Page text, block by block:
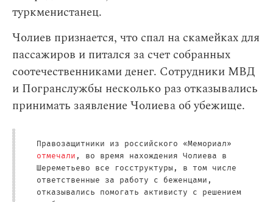
туркменистанец.
Чолиев признается, что спал на скамейках для
пассажиров и питался за счет собранных
соотечественниками денег. Сотрудники МВД
и Погранслужбы несколько раз отказывались
принимать заявление Чолиева об убежище.
Правозащитники из российского «Мемориал»
отмечали, во время нахождения Чолиева в
Шереметьево все госструктуры, в том числе
ответственные за работу с беженцами,
отказывались помогать активисту с решением